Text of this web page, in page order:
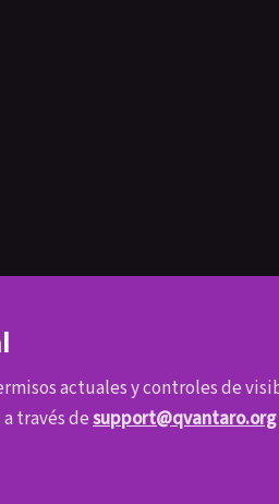
actuales y controles de
través desupport@qvantaro.org